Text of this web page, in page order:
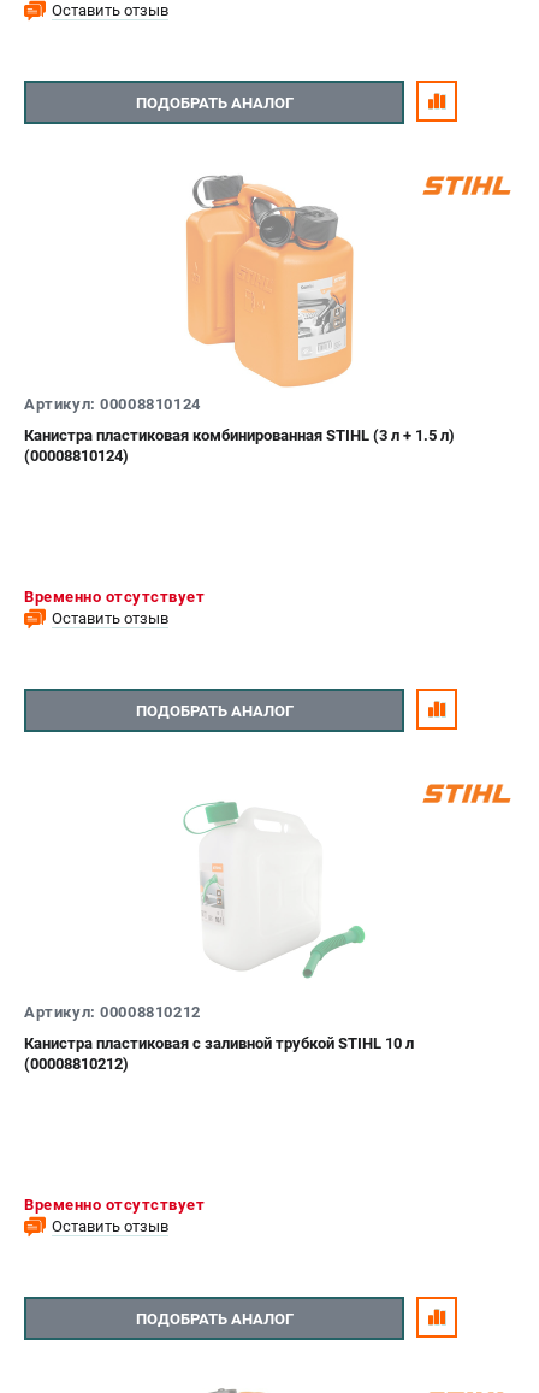
Оставить отзыв
ПОДОБРАТЬ АНАЛОГ
Артикул: 00008810124
Канистра пластиковая комбинированная STIHL (3 л + 1.5 л)
(00008810124)
Временно отсутствует
Оставить отзыв
ПОДОБРАТЬ АНАЛОГ
Артикул: 00008810212
Канистра пластиковая с заливной трубкой STIHL 10 л
(00008810212)
Временно отсутствует
Оставить отзыв
ПОДОБРАТЬ АНАЛОГ